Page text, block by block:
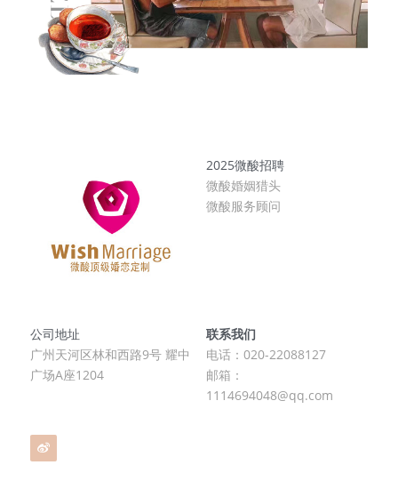
2025微酸招聘
微酸婚姻猎头
微酸服务顾问
公司地址
广州天河区林和西路9号 耀中
广场A座1204
联系我们
电话：020-22088127
邮箱：
1114694048@qq.com